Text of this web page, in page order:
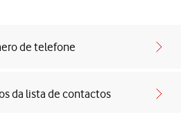
de telefone
da lista de contactos